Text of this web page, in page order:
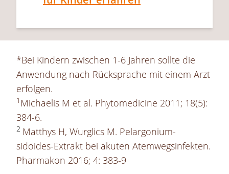
*Bei Kindern zwischen 1-6 Jahren sollte die
Anwendung nach Rücksprache mit einem Arzt
erfolgen.
1 Michaelis M et al. Phytomedicine 2011; 18(5):
384-6.
2 Matthys H, Wurglics M. Pelargonium-
sidoides-Extrakt bei akuten Atemwegsinfekten.
Pharmakon 2016; 4: 383-9